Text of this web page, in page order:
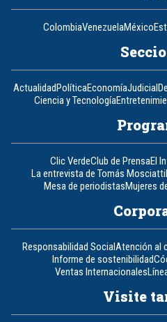
ColombiaVenezuelaMéxico
ActualidadPolíticaEconomíaJudicial
Ciencia y Tecnología
Clic VerdeClub de PrensaEl
La entrevista de Tomás Mosciatti
Mesa de periodistasMujeres
Responsabilidad SocialAtención al
Informe de sostenibilidad
Ventas Internacionales
Visite